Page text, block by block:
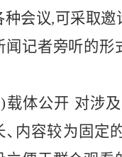
种会议,可采取邀
闻记者旁听的形
载体公开 对涉
､内容较为固定